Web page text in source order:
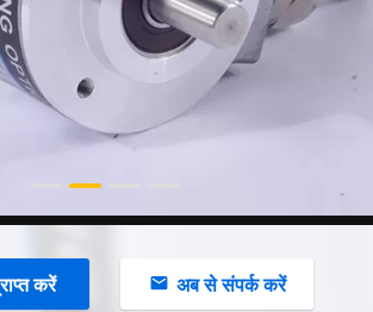
करें अब से संपर्क करें